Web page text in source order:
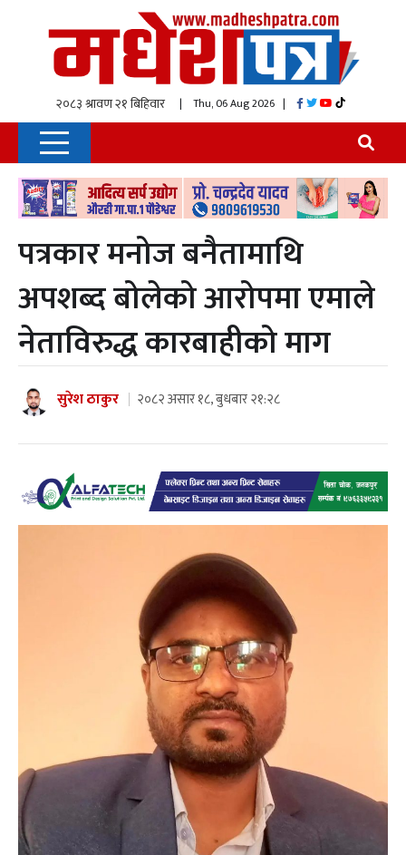
| Thu, 06 Aug 2026 |
पत्रकार मनोज बनैतामाथि
अपशब्द बोलेको आरोपमा एमाले
नेताविरुद्ध कारबाहीको माग
सुरेश ठाकुर २०८२ असार १८, बुधबार २१:२८